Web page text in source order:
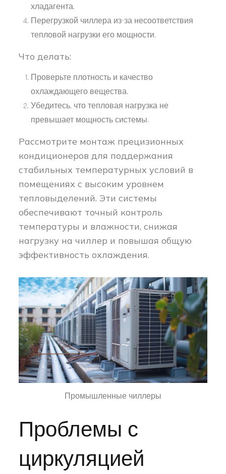
хладагента.
Перегрузкой чиллера из-за несоответствия
тепловой нагрузки его мощности.
Что делать:
Проверьте плотность и качество
охлаждающего вещества.
Убедитесь, что тепловая нагрузка не
превышает мощность системы.
Рассмотрите монтаж прецизионных
кондиционеров для поддержания
стабильных температурных условий в
помещениях с высоким уровнем
тепловыделений. Эти системы
обеспечивают точный контроль
температуры и влажности, снижая
нагрузку на чиллер и повышая общую
эффективность охлаждения.
Промышленные чиллеры
Проблемы с
циркуляцией